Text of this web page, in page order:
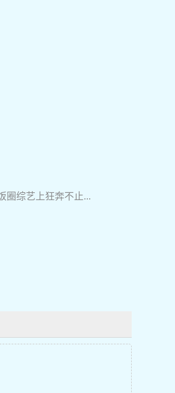
圈综艺上狂奔不止...